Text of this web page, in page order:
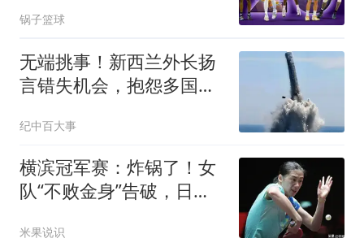
锅子篮球
无端挑事！新西兰外长扬
言错失机会，抱怨多国为
纪中百大事
横滨冠军赛：炸锅了！女
队“不败金身”告破，日本
米果说识